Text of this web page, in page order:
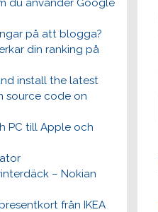
på att blogga?
din ranking på
install the latest
source code on
PC till Apple och
– Nokian
från IKEA